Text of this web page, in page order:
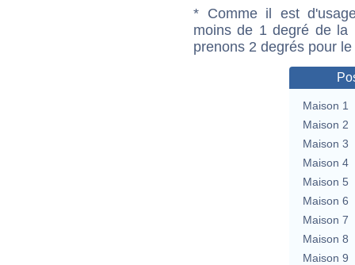
* Comme il est
moins de 1 degré de la
prenons 2 degrés pour
Maison 1
Maison 2
Maison 3
Maison 4
Maison 5
Maison 6
Maison 7
Maison 8
Maison 9